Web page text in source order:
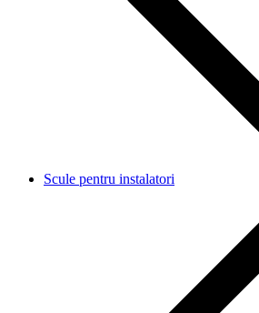
Scule pentru instalatori